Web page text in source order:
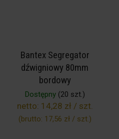
Bantex Segregator
dźwigniowy 80mm
bordowy
Dostępny(20 szt.)
netto: 14,28 zł / szt.
(brutto: 17,56 zł / szt.)